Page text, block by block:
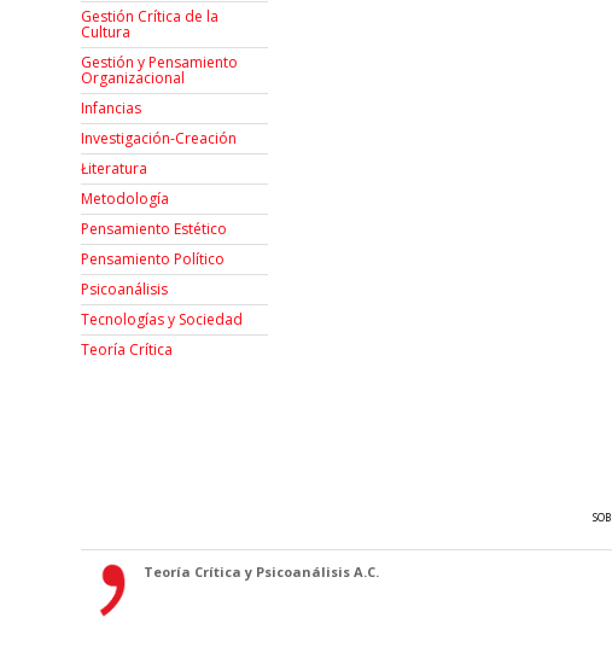
Gestión Crítica de la
Cultura
Gestión y Pensamiento
Organizacional
Infancias
Investigación-Creación
Łiteratura
Metodología
Pensamiento Estético
Pensamiento Político
Psicoanálisis
Tecnologías y Sociedad
Teoría Crítica
Teoría Crítica y Psicoanálisis A.C.